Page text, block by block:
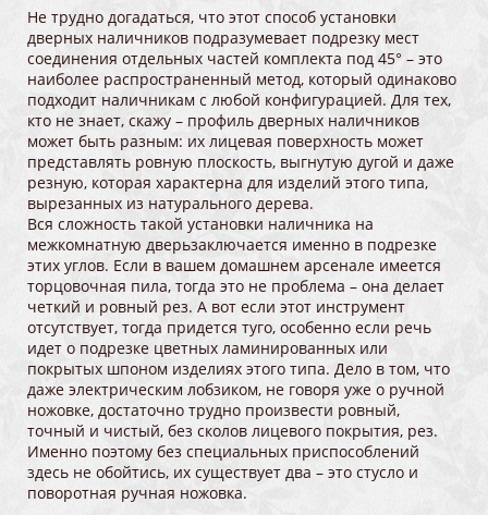
Не трудно догадаться, что этот способ установки
дверных наличников подразумевает подрезку мест
соединения отдельных частей комплекта под 45° – это
наиболее распространенный метод, который одинаково
подходит наличникам с любой конфигурацией. Для тех,
кто не знает, скажу – профиль дверных наличников
может быть разным: их лицевая поверхность может
представлять ровную плоскость, выгнутую дугой и даже
резную, которая характерна для изделий этого типа,
вырезанных из натурального дерева.
Вся сложность такой установки наличника на
межкомнатную дверьзаключается именно в подрезке
этих углов. Если в вашем домашнем арсенале имеется
торцовочная пила, тогда это не проблема – она делает
четкий и ровный рез. А вот если этот инструмент
отсутствует, тогда придется туго, особенно если речь
идет о подрезке цветных ламинированных или
покрытых шпоном изделиях этого типа. Дело в том, что
даже электрическим лобзиком, не говоря уже о ручной
ножовке, достаточно трудно произвести ровный,
точный и чистый, без сколов лицевого покрытия, рез.
Именно поэтому без специальных приспособлений
здесь не обойтись, их существует два – это стусло и
поворотная ручная ножовка.